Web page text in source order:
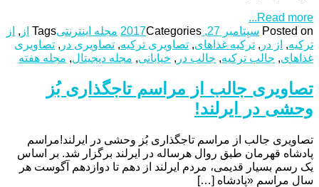
Read more...
Posted on سپتامبر 27, 2017 Categories مجله اینترنتیTags از , از
ترکیه, از در , ترکیه غذاهای, تصاویری ترکیه, تصاویری در , تصاویری
غذاهای, جالب ترکیه, جالب در , خیابانی, مجله دیجیتال, مجله هفته
تصاویری جالب از مراسم تاجگذاری بُز
وحشی در ایرلند!
تصاویری جالب از مراسم تاجگذاری بُز وحشی در ایرلند!مراسم
پادشاه قهرمان طبق روال هرساله در ایرلند برگزار شد. بر اساس
یک رسم بسیار قدیمی، مردم ایرلند از دهم تا دوازدهم آگوست هر
سال مراسم «پادشاه […]